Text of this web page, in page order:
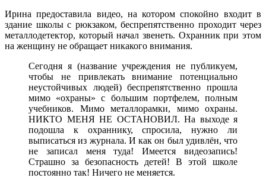
Ирина предоставила видео, на котором спокойно входит в
здание школы с рюкзаком, беспрепятственно проходит через
металлодетектор, который начал звенеть. Охранник при этом
на женщину не обращает никакого внимания.
Сегодня я (название учреждения не публикуем,
чтобы не привлекать внимание потенциально
неустойчивых людей) беспрепятственно прошла
мимо «охраны» с большим портфелем, полным
учебников. Мимо металлорамки, мимо охраны.
НИКТО МЕНЯ НЕ ОСТАНОВИЛ. На выходе я
подошла к охраннику, спросила, нужно ли
выписаться из журнала. И как он был удивлён, что
не записал меня туда! Имеется видеозапись!
Страшно за безопасность детей! В этой школе
постоянно так! Ничего не меняется.